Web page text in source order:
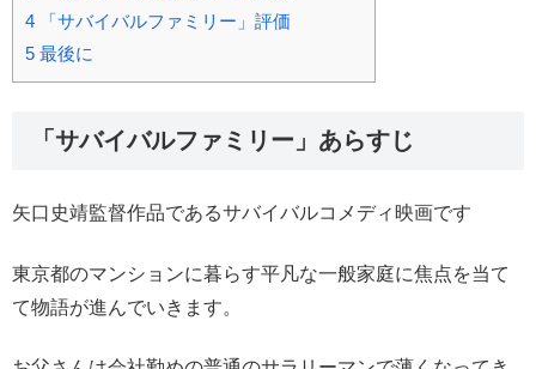
4 「サバイバルファミリー」評価
5 最後に
「サバイバルファミリー」あらすじ
矢口史靖監督作品であるサバイバルコメディ映画です
東京都のマンションに暮らす平凡な一般家庭に焦点を当て
て物語が進んでいきます。